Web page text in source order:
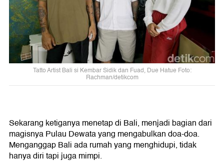
Tatto Artist Bali si Kembar Sidik dan Fuad, Due Hatue Foto:
Rachman/detikcom
Sekarang ketiganya menetap di Bali, menjadi bagian dari
magisnya Pulau Dewata yang mengabulkan doa-doa.
Menganggap Bali ada rumah yang menghidupi, tidak
hanya diri tapi juga mimpi.